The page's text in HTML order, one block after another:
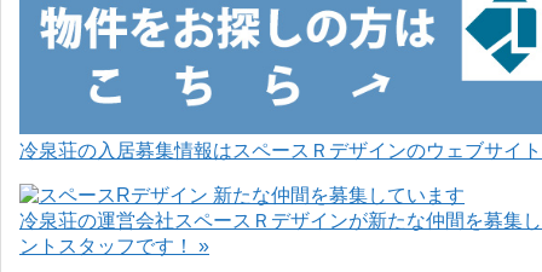
冷泉荘の入居募集情報はスペースＲデザインのウェブサイ
冷泉荘の運営会社スペースＲデザインが新たな仲間を募集
ントスタッフです！ »